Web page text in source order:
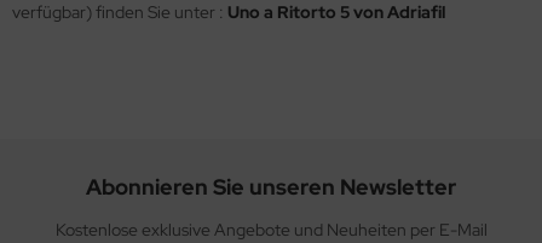
verfügbar) finden Sie unter : Uno a Ritorto 5 von Adriafil
Abonnieren Sie unseren Newsletter
Kostenlose exklusive Angebote und Neuheiten per E-Mail